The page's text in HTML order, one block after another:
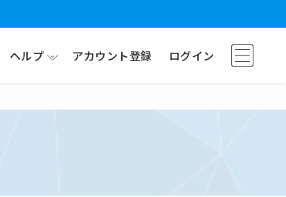
ヘルプ アカウント登録 ログイン